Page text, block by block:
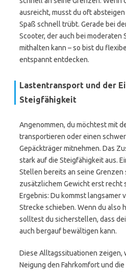
ausreicht, musst du oft
Spaß schnell trübt. Gerade bei
Scooter, der auch bei moderaten
mithalten kann – so bist du
entspannt entdecken.
Lastentransport und der
Steigfähigkeit
Angenommen, du möchtest mit
transportieren oder einen
Gepäckträger mitnehmen. Das
stark auf die Steigfähigkeit aus.
Stellen bereits an seine
zusätzlichem Gewicht erst recht
Ergebnis: Du kommst langsamer
Strecke schieben. Wenn du also
solltest du sicherstellen, dass
auch bergauf bewältigen kann.
Diese Alltagssituationen zeigen,
Neigung den Fahrkomfort und